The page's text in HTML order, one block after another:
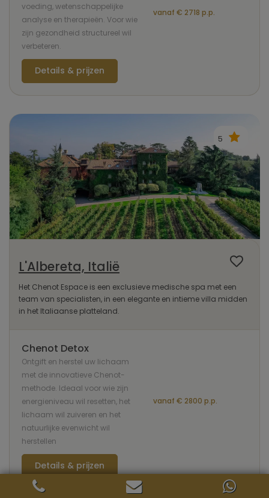
voeding, wetenschappelijke
analyse en therapieën. Voor wie
zijn gezondheid structureel wil
verbeteren.
vanaf € 2718 p.p.
Details & prijzen
5
L'Albereta, Italië
Het Chenot Espace is een exclusieve medische spa met een
team van specialisten, in een elegante en intieme villa midden
in het Italiaanse platteland.
Chenot Detox
Ontgift en herstel uw lichaam
met de innovatieve Chenot-
methode. Ideaal voor wie zijn
energieniveau wil resetten, het
lichaam wil zuiveren en het
natuurlijke evenwicht wil
herstellen
vanaf € 2800 p.p.
Details & prijzen